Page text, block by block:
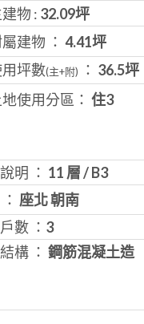
物 : 32.09坪
建物 ： 4.41坪
坪數(主+附) ： 36.5坪
使用分區： 住3
明 ： 11 層/B3
座北 朝南
數 ： 3
構 ： 鋼筋混凝土造